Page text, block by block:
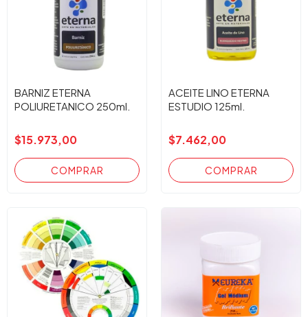
BARNIZ ETERNA
POLIURETANICO 250ml.
$15.973,00
ACEITE LINO ETERNA
ESTUDIO 125ml.
$7.462,00